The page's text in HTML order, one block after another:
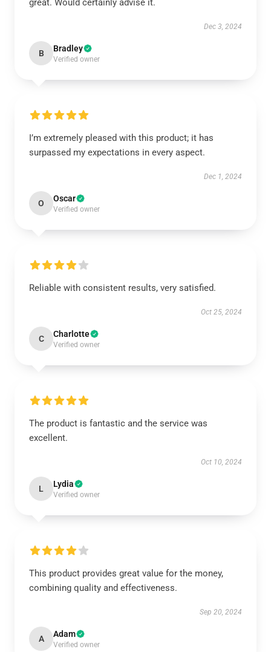
great. Would certainly advise it.
Dec 3, 2024
B Bradley
Verified owner
I’m extremely pleased with this product; it has
surpassed my expectations in every aspect.
Dec 1, 2024
O Oscar
Verified owner
Reliable with consistent results, very satisfied.
Oct 25, 2024
C Charlotte
Verified owner
The product is fantastic and the service was
excellent.
Oct 10, 2024
L Lydia
Verified owner
This product provides great value for the money,
combining quality and effectiveness.
Sep 20, 2024
A Adam
Verified owner